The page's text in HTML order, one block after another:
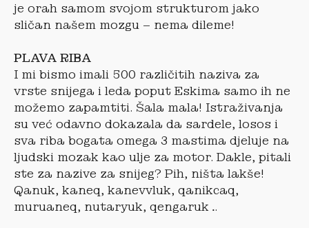
je orah samom svojom strukturom jako
sličan našem mozgu – nema dileme!
PLAVA RIBA
I mi bismo imali 500 različitih naziva za
vrste snijega i leda poput Eskima samo ih ne
možemo zapamtiti. Šala mala! Istraživanja
su već odavno dokazala da sardele, losos i
sva riba bogata omega 3 mastima djeluje na
ljudski mozak kao ulje za motor. Dakle, pitali
ste za nazive za snijeg? Pih, ništa lakše!
Qanuk, kaneq, kanevvluk, qanikcaq,
muruaneq, nutaryuk, qengaruk…